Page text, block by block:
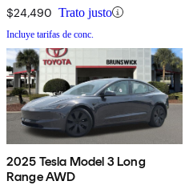
$24,490 Trato justo
Incluye tarifas de conc.
2025 Tesla Model 3 Long
Range AWD